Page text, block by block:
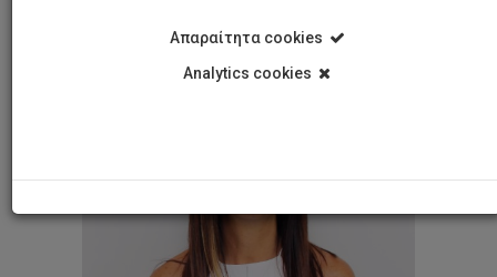
Απαραίτητα cookies
Analytics cookies